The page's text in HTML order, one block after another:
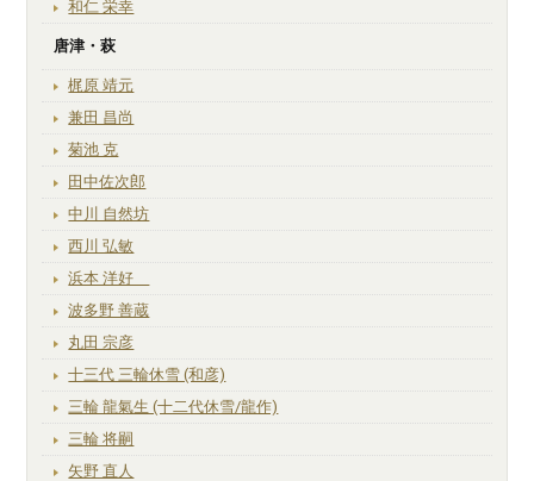
和仁 栄幸
唐津・萩
梶原 靖元
兼田 昌尚
菊池 克
田中佐次郎
中川 自然坊
西川 弘敏
浜本 洋好
波多野 善蔵
丸田 宗彦
十三代 三輪休雪 (和彦)
三輪 龍氣生 (十二代休雪/龍作)
三輪 将嗣
矢野 直人